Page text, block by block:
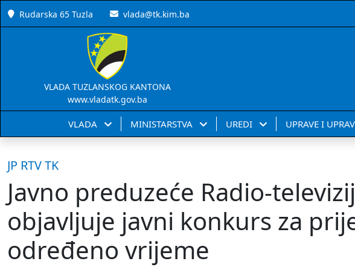
Rudarska 65 Tuzla vlada@tk.kim.ba
VLADA TUZLANSKOG KANTONA
www.vladatk.gov.ba
VLADA MINISTARSTVA UREDI UPRAVE I
JP RTV TK
Javno preduzeće Radio-
objavljuje javni konkurs za
određeno vrijeme